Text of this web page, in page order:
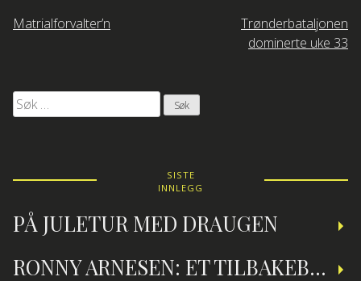
Innleggsnavigasjon
Matrialforvalter’n
Trønderbataljonen
dominerte uke 33
Søk
etter:
SISTE
INNLEGG
PÅ JULETUR MED DRAUGEN
RONNY ARNESEN: ET TILBAKEBLIKK PÅ TEKNISK DYKKING